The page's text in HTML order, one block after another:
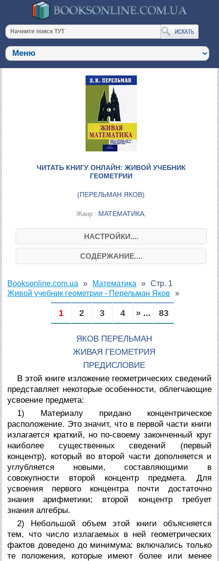
ЧИТАТЬ КНИГУ ОНЛАЙН: ЖИВОЙ УЧЕБНИК
ГЕОМЕТРИИ
(ПЕРЕЛЬМАН ЯКОВ)
Жанр : МАТЕМАТИКА;
НАСТРОЙКИ....
СОДЕРЖАНИЕ....
Booksonline.com.ua
Математика
Живой учебник геометрии - Перельман Яков
Стр. 1
1 2 3 4 » ... 83
ЯКОВ ПЕРЕЛЬМАН
ЖИВАЯ ГЕОМЕТРИЯ
ПРЕДИСЛОВИЕ
В этой книге изложение геометрических сведений
представляет некоторые особенности, облегчающие
усвоение предмета:
1) Материалу придано концентрическое
расположение. Это значит, что в первой части книги
излагается краткий, но по-своему законченный круг
наиболее существенных сведений (первый
концентр), который во второй части дополняется и
углубляется новыми, составляющими в
совокупности второй концентр предмета. Для
усвоения первого концентра почти достаточно
знания арифметики; второй концентр требует
знания алгебры.
2) Небольшой объем этой книги объясняется
тем, что число излагаемых в ней геометрических
фактов доведено до минимума: включались только
те положения, которые имеют более или менее